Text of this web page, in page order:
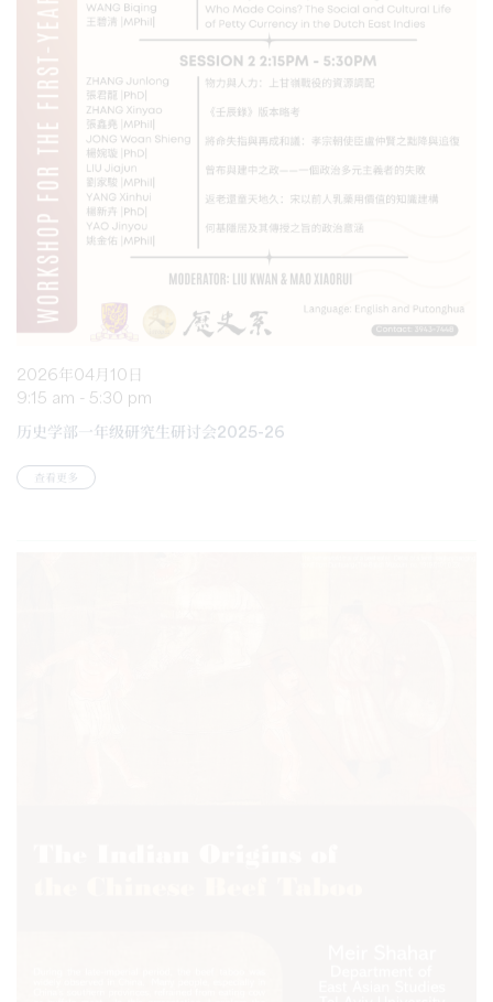
2026年04月10日
历史学部一年级研究生研讨会2025-26
查看更多